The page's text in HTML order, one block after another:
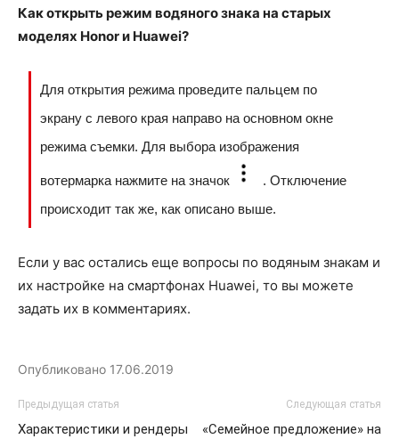
Как открыть режим водяного знака на старых
моделях Honor и Huawei?
Для открытия режима проведите пальцем по
экрану с левого края направо на основном окне
режима съемки. Для выбора изображения
вотермарка нажмите на значок
. Отключение
происходит так же, как описано выше.
Если у вас остались еще вопросы по водяным знакам и
их настройке на смартфонах Huawei, то вы можете
задать их в комментариях.
Опубликовано 17.06.2019
Предыдущая статья
Характеристики и рендеры
Следующая статья
«Семейное предложение» на